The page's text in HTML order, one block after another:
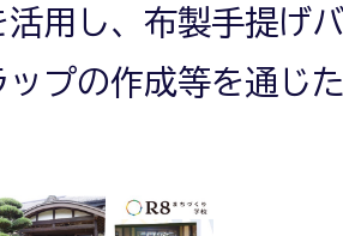
活用し、布製手提げ
ップの作成等を通じ